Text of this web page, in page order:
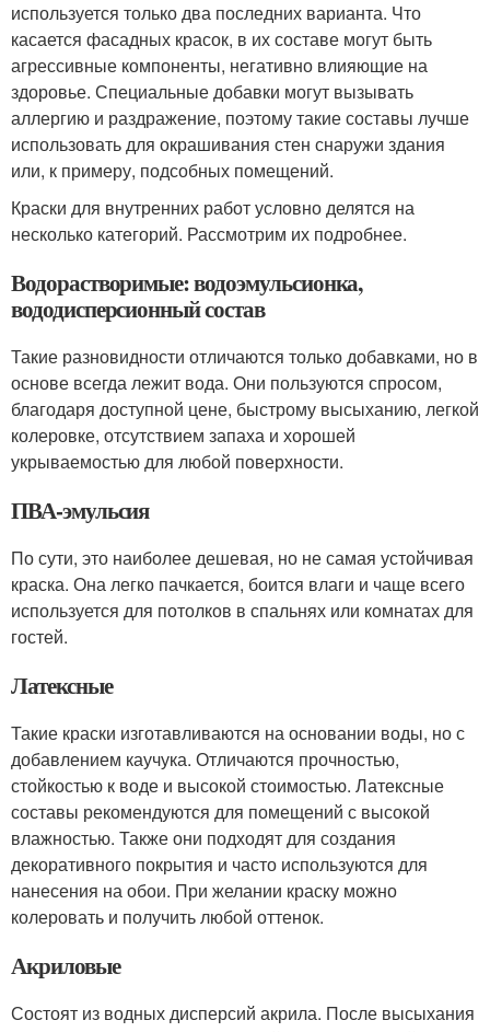
используется только два последних варианта. Что
касается фасадных красок, в их составе могут быть
агрессивные компоненты, негативно влияющие на
здоровье. Специальные добавки могут вызывать
аллергию и раздражение, поэтому такие составы лучше
использовать для окрашивания стен снаружи здания
или, к примеру, подсобных помещений.
Краски для внутренних работ условно делятся на
несколько категорий. Рассмотрим их подробнее.
Водорастворимые: водоэмульсионка,
вододисперсионный состав
Такие разновидности отличаются только добавками, но в
основе всегда лежит вода. Они пользуются спросом,
благодаря доступной цене, быстрому высыханию, легкой
колеровке, отсутствием запаха и хорошей
укрываемостью для любой поверхности.
ПВА-эмульсия
По сути, это наиболее дешевая, но не самая устойчивая
краска. Она легко пачкается, боится влаги и чаще всего
используется для потолков в спальнях или комнатах для
гостей.
Латексные
Такие краски изготавливаются на основании воды, но с
добавлением каучука. Отличаются прочностью,
стойкостью к воде и высокой стоимостью. Латексные
составы рекомендуются для помещений с высокой
влажностью. Также они подходят для создания
декоративного покрытия и часто используются для
нанесения на обои. При желании краску можно
колеровать и получить любой оттенок.
Акриловые
Состоят из водных дисперсий акрила. После высыхания